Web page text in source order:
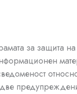
за защита на
две